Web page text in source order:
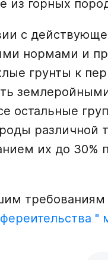
из горных
с
нормами и
грунты к
остальные
различной
их до 30%
требованиям
"